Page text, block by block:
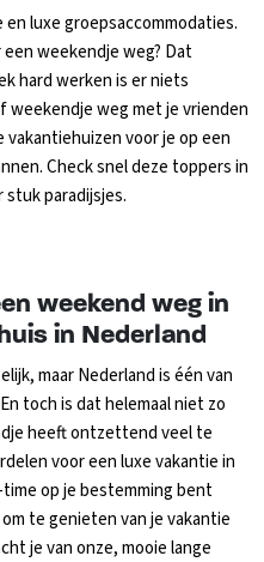
luxe groepsaccommodaties.
weekendje weg? Dat
hard werken is er niets
weekendje weg met je vrienden
voor je op een
Check snel deze toppers in
paradijsjes.
weekend weg in
in Nederland
maar Nederland is één van
toch is dat helemaal niet zo
heeft ontzettend veel te
voor een luxe vakantie in
op je bestemming bent
te genieten van je vakantie
je van onze, mooie lange